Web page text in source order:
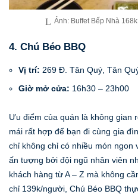
Ảnh: Buffet Bếp Nhà
4. Chú Béo BBQ
Vị trí: 269 Đ. Tân Quý, Tân
Giờ mở cửa: 16h30 – 23h00
Ưu điểm của quán là không gian
mái rất hợp để bạn đi cùng gia
chỉ không chỉ có nhiều món
ấn tượng bởi đội ngũ nhân viên
khách hàng từ A – Z mà không
chỉ 139k/người, Chú Béo BBQ